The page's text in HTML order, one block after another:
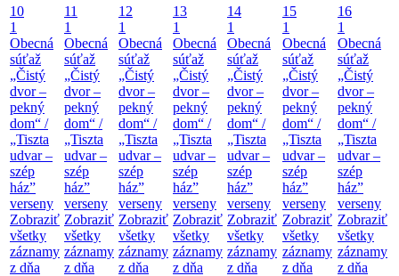
10
1
Obecná
súťaž
„Čistý
dvor –
pekný
dom“ /
„Tiszta
udvar –
szép
ház”
verseny
Zobraziť
všetky
záznamy
z dňa
11
1
Obecná
súťaž
„Čistý
dvor –
pekný
dom“ /
„Tiszta
udvar –
szép
ház”
verseny
Zobraziť
všetky
záznamy
z dňa
12
1
Obecná
súťaž
„Čistý
dvor –
pekný
dom“ /
„Tiszta
udvar –
szép
ház”
verseny
Zobraziť
všetky
záznamy
z dňa
13
1
Obecná
súťaž
„Čistý
dvor –
pekný
dom“ /
„Tiszta
udvar –
szép
ház”
verseny
Zobraziť
všetky
záznamy
z dňa
14
1
Obecná
súťaž
„Čistý
dvor –
pekný
dom“ /
„Tiszta
udvar –
szép
ház”
verseny
Zobraziť
všetky
záznamy
z dňa
15
1
Obecná
súťaž
„Čistý
dvor –
pekný
dom“ /
„Tiszta
udvar –
szép
ház”
verseny
Zobraziť
všetky
záznamy
z dňa
16
1
Obecná
súťaž
„Čistý
dvor –
pekný
dom“ /
„Tiszta
udvar –
szép
ház”
verseny
Zobraziť
všetky
záznamy
z dňa